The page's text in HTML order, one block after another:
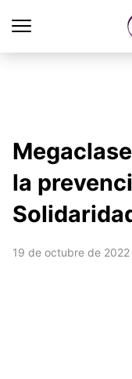
la
19 de octubre de 2022